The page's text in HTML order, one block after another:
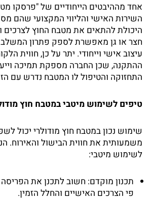
אחד מההיבטים הייחודיים של "פרסקו
השירות האישי והליווי המקצועי שהם
היכולת להתאים את מטבח החוץ לצרכים
חצר או גן מאפשרת לספק פתרון המשלב
עיצוב אישי וייחודי. יתר על כן, חווית
ההתקנה, שכן החברה מספקת תמיכה
התחזוקה והטיפול לו המטבח נדרש עם
טיפים לשימוש מיטבי במטבח חוץ
שימוש נכון במטבח חוץ מודולרי יכול
משמעותית את חווית הבישול והאירוח.
לשימוש מיטבי:
תכנון מוקדם: חשוב לתכנן את
פי הצרכים האישיים והחלל הזמין.